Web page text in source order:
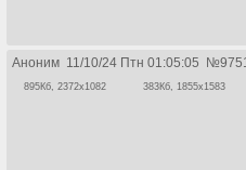
Аноним 11/10/24 Птн 01:05:05 №
895Кб, 2372x1082 383Кб, 1855x1583